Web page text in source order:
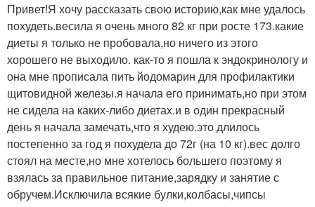
Привет!Я хочу рассказать свою историю,как мне удалось
похудеть.весила я очень много 82 кг при росте 173.какие
диеты я только не пробовала,но ничего из этого
хорошего не выходило. как-то я пошла к эндокринологу и
она мне прописала пить йодомарин для профилактики
щитовидной железы.я начала его принимать,но при этом
не сидела на каких-либо диетах.и в один прекрасный
день я начала замечать,что я худею.это длилось
постепенно за год я похудела до 72г (на 10 кг).вес долго
стоял на месте,но мне хотелось большего поэтому я
взялась за правильное питание,зарядку и занятие с
обручем.Исключила всякие булки,колбасы,чипсы